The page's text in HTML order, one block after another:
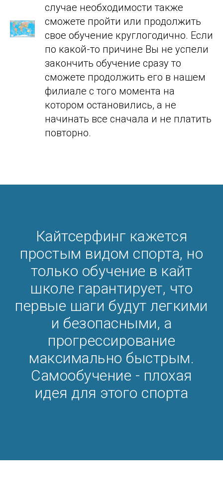
случае необходимости также
сможете пройти или продолжить
свое обучение круглогодично. Если
по какой-то причине Вы не успели
закончить обучение сразу то
сможете продолжить его в нашем
филиале с того момента на
котором остановились, а не
начинать все сначала и не платить
повторно.
Кайтсерфинг кажется
простым видом спорта, но
только обучение в кайт
школе гарантирует, что
первые шаги будут легкими
и безопасными, а
прогрессирование
максимально быстрым.
Самообучение - плохая
идея для этого спорта